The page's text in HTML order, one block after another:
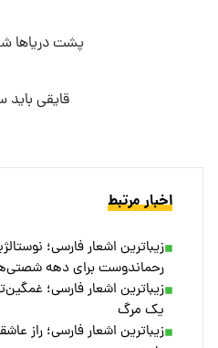
پشت دریاها
قایقی
اخبار مرتبط
زیباترین اشعار فارسی؛
رحماندوست برای دهه
زیباترین اشعار فارسی؛
یک مرگ
زیباترین اشعار فارسی؛ راز